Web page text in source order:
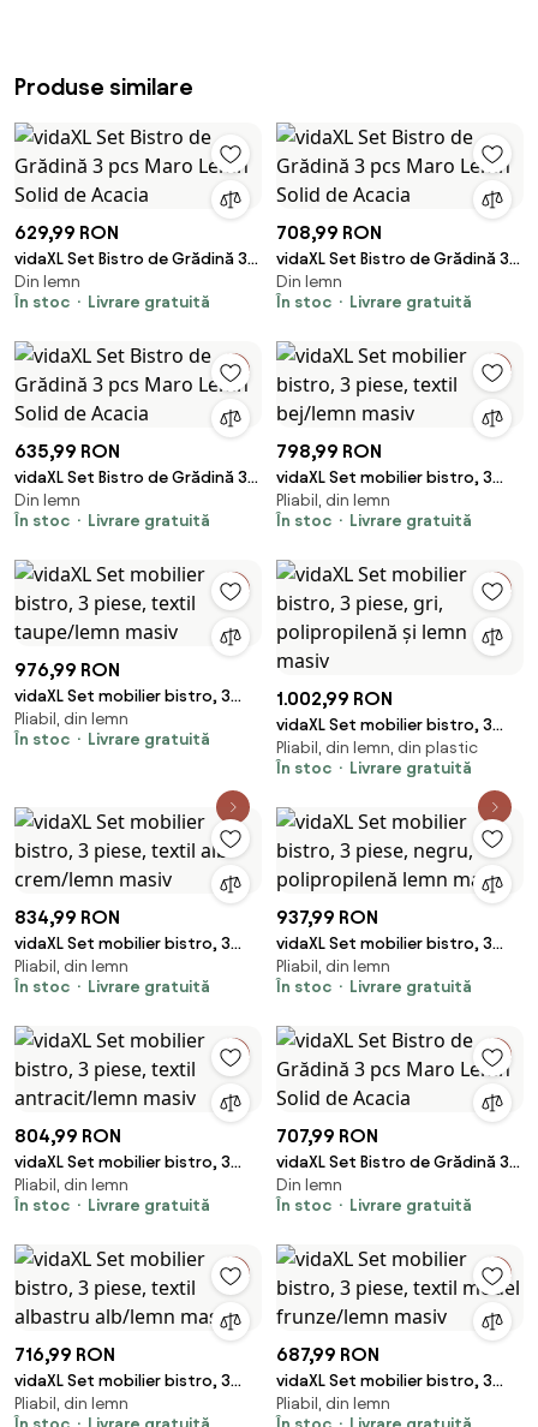
Produse similare
629,99 RON
vidaXL Set Bistro de Grădină 3
pcs Maro Lemn Solid de Acacia
Din lemn
În stoc
Livrare gratuită
708,99 RON
vidaXL Set Bistro de Grădină 3
pcs Maro Lemn Solid de Acacia
Din lemn
În stoc
Livrare gratuită
635,99 RON
vidaXL Set Bistro de Grădină 3
pcs Maro Lemn Solid de Acacia
Din lemn
În stoc
Livrare gratuită
798,99 RON
vidaXL Set mobilier bistro, 3
piese, textil bej/lemn masiv
Pliabil, din lemn
În stoc
Livrare gratuită
976,99 RON
vidaXL Set mobilier bistro, 3
piese, textil taupe/lemn masiv
Pliabil, din lemn
În stoc
Livrare gratuită
1.002,99 RON
vidaXL Set mobilier bistro, 3
piese, gri, polipropilenă și lemn
masiv
Pliabil, din lemn, din plastic
În stoc
Livrare gratuită
834,99 RON
vidaXL Set mobilier bistro, 3
piese, textil alb crem/lemn
masiv
Pliabil, din lemn
În stoc
Livrare gratuită
937,99 RON
vidaXL Set mobilier bistro, 3
piese, negru, polipropilenă
lemn masiv
Pliabil, din lemn
În stoc
Livrare gratuită
804,99 RON
vidaXL Set mobilier bistro, 3
piese, textil antracit/lemn
masiv
Pliabil, din lemn
În stoc
Livrare gratuită
707,99 RON
vidaXL Set Bistro de Grădină 3
pcs Maro Lemn Solid de Acacia
Din lemn
În stoc
Livrare gratuită
716,99 RON
vidaXL Set mobilier bistro, 3
piese, textil albastru alb/lemn
Pliabil, din lemn
687,99 RON
vidaXL Set mobilier bistro, 3
piese, textil model frunze/lemn
Pliabil, din lemn